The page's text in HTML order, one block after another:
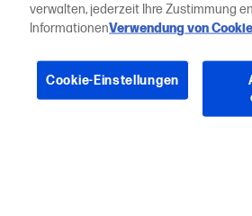
verwalten, jederzeit Ihre Zustimmung
InformationenVerwendung von
Cookie-Einstellungen